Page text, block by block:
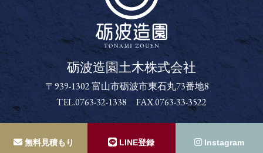
砺波造園土木株式会社
〒939-1302 富山市砺波市東石丸73番地8
TEL.0763-32-1338 FAX.0763-33-3522
無料見積もり LINE登録 Instagram